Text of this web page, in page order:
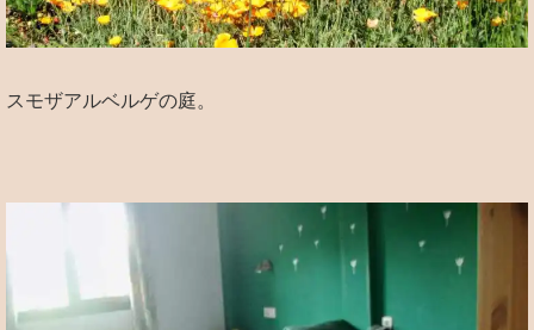
スモザアルベルゲの庭。